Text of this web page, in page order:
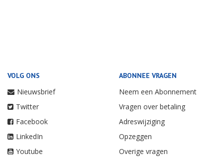
VOLG ONS
Nieuwsbrief
Twitter
Facebook
LinkedIn
Youtube
ABONNEE VRAGEN
Neem een Abonnement
Vragen over betaling
Adreswijziging
Opzeggen
Overige vragen